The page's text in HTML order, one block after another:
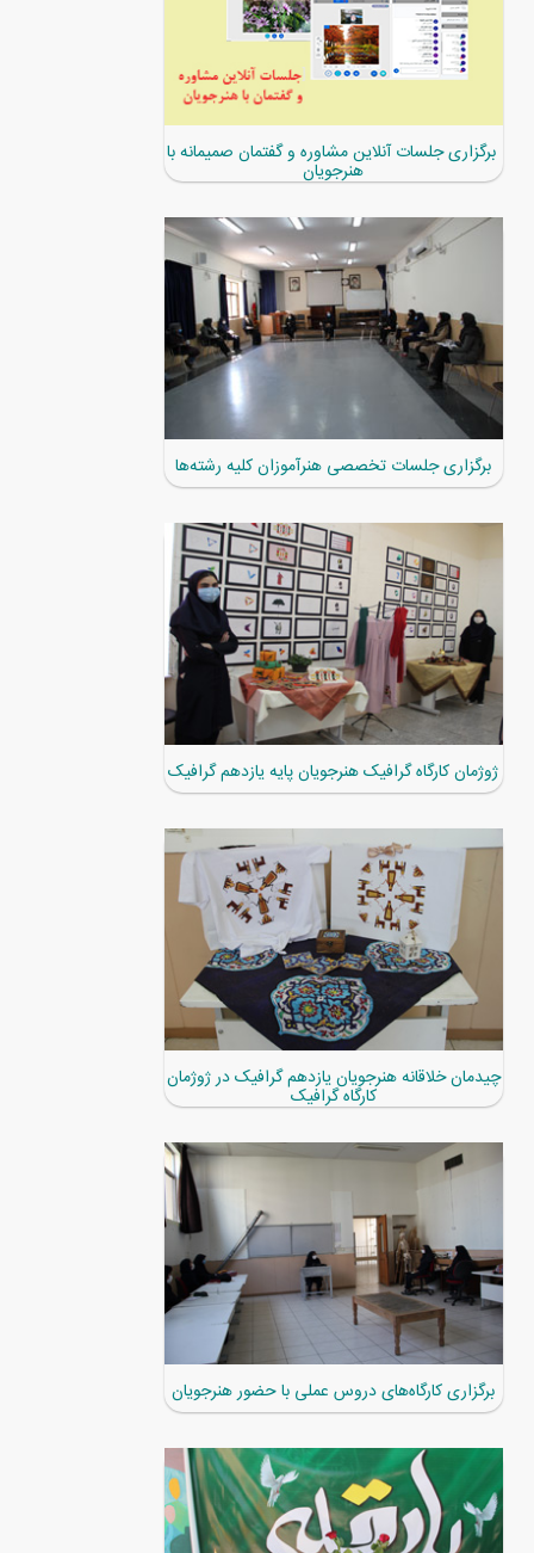
برگزاری جلسات آنلاین مشاوره و گفتمان صمیمانه با
هنرجویان
برگزاری جلسات تخصصی هنرآموزان کلیه رشته‌ها
ژوژمان کارگاه گرافیک هنرجویان پایه یازدهم گرافیک
چیدمان خلاقانه هنرجویان یازدهم گرافیک در ژوژمان
کارگاه گرافیک
برگزاری کارگاه‌های دروس عملی با حضور هنرجویان